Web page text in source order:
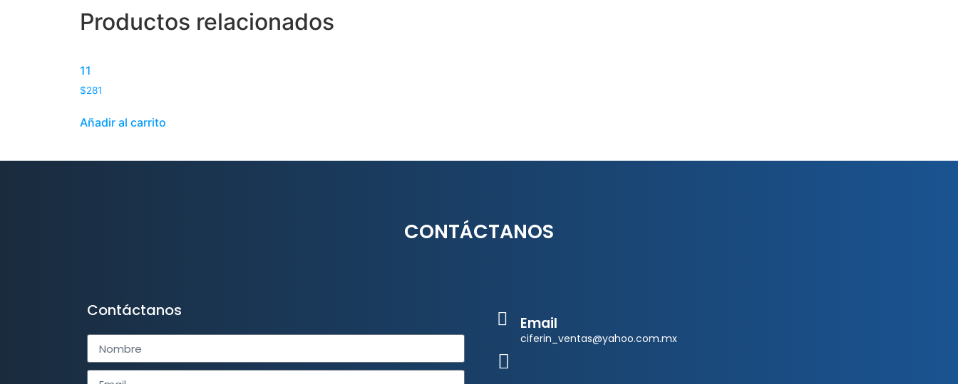
Productos relacionados
11
$281
Añadir al carrito
CONTÁCTANOS
Contáctanos
Email
ciferin_ventas@yahoo.com.mx